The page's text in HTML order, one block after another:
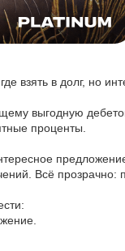
взять в долг, но
выгодную
проценты.
Всё